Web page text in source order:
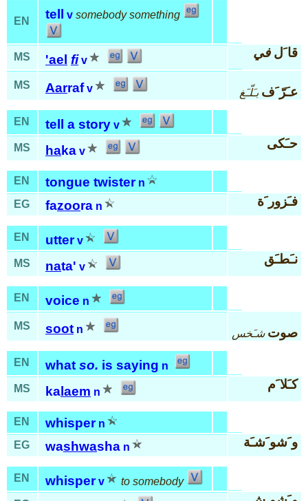
EN tell v somebody something
MS 'ael fi v
قا َلفي
MS Aarraf v عـَرّ َف بـَلّـَغ
EN tell a story v
MS
haka v
حـَكى
EN tongue twister n
EG
fazoora n فـَزور َة
EN utter v
MS
nata' v
نـَطـَق
EN voice n
MS soot n صوت شـَخس
EN what so. is saying n
MS
ka laem n
كـَلا َم
EN whisper n
EG
washwasha n و َشو َشـَة
EN whisper v
to somebody